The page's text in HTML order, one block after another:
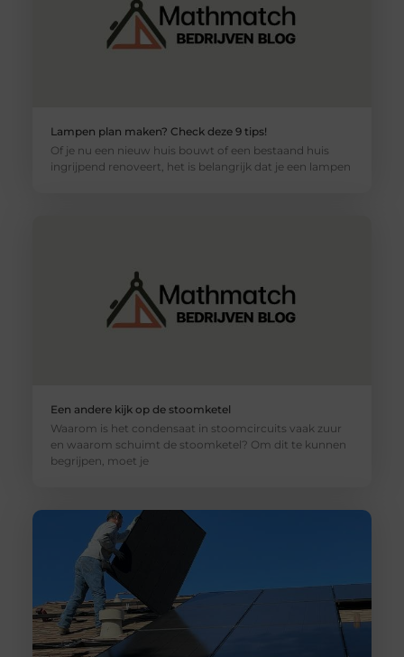
Lampen plan maken? Check deze 9 tips!
Of je nu een nieuw huis bouwt of een bestaand huis
ingrijpend renoveert, het is belangrijk dat je een lampen
Een andere kijk op de stoomketel
Waarom is het condensaat in stoomcircuits vaak zuur
en waarom schuimt de stoomketel? Om dit te kunnen
begrijpen, moet je